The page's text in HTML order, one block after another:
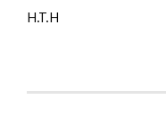
H.T.H